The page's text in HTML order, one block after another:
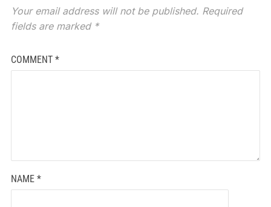
Your email address will not be published. Required
fields are marked *
COMMENT *
NAME *